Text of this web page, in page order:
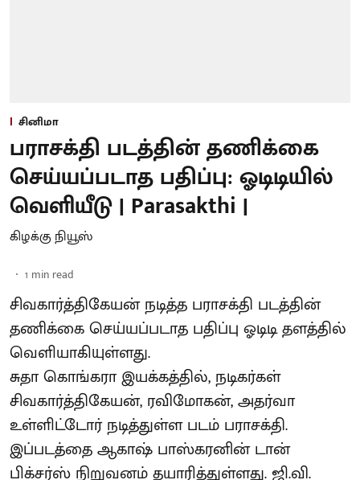
சினிமா
பராசக்தி படத்தின் தணிக்கை
செய்யப்படாத பதிப்பு: ஓடிடியில்
வெளியீடு | Parasakthi |
கிழக்கு நியூஸ்
1 min read
சிவகார்த்திகேயன் நடித்த பராசக்தி படத்தின்
தணிக்கை செய்யப்படாத பதிப்பு ஓடிடி தளத்தில்
வெளியாகியுள்ளது.
சுதா கொங்கரா இயக்கத்தில், நடிகர்கள்
சிவகார்த்திகேயன், ரவிமோகன், அதர்வா
உள்ளிட்டோர் நடித்துள்ள படம் பராசக்தி.
இப்படத்தை ஆகாஷ் பாஸ்கரனின் டான்
பிக்சர்ஸ் நிறுவனம் தயாரித்துள்ளது. ஜி.வி.